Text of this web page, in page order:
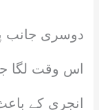
دوسری جانب
اس وقت لگا
انجری کے